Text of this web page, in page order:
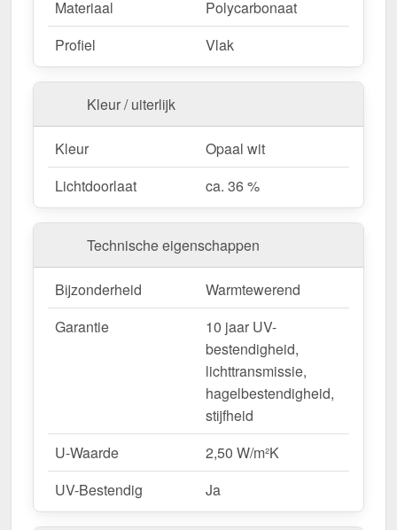
Materiaal
Polycarbonaat
Profiel
Vlak
Kleur / uiterlijk
Kleur
Opaal wit
Lichtdoorlaat
ca. 36 %
Technische eigenschappen
Bijzonderheid
Warmtewerend
Garantie
10 jaar UV-
bestendigheid,
lichttransmissie,
hagelbestendigheid,
stijfheid
U-Waarde
2,50 W/m²K
UV-Bestendig
Ja